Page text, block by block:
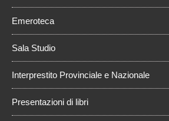
Emeroteca
Sala Studio
Interprestito Provinciale e Nazionale
Presentazioni di libri